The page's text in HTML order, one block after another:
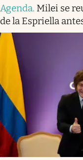
Agenda. Milei se
de la Espriella